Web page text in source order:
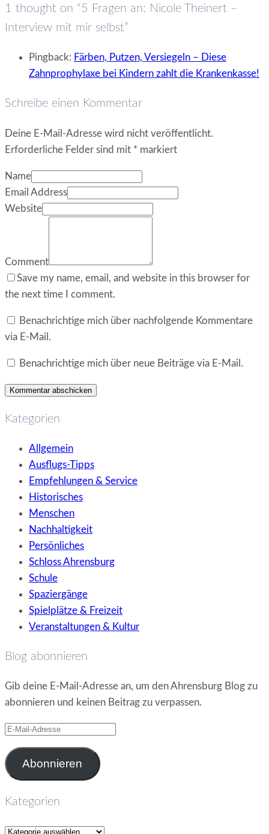
1 thought on “5 Fragen an: Nicole Theinert –
Interview mit mir selbst”
Pingback: Färben, Putzen, Versiegeln – Diese
Zahnprophylaxe bei Kindern zahlt die Krankenkasse!
Schreibe einen Kommentar
Deine E-Mail-Adresse wird nicht veröffentlicht.
Erforderliche Felder sind mit * markiert
Name
Email Address
Website
Comment
Save my name, email, and website in this browser for
the next time I comment.
Benachrichtige mich über nachfolgende Kommentare
via E-Mail.
Benachrichtige mich über neue Beiträge via E-Mail.
Kategorien
Allgemein
Ausflugs-Tipps
Empfehlungen & Service
Historisches
Menschen
Nachhaltigkeit
Persönliches
Schloss Ahrensburg
Schule
Spaziergänge
Spielplätze & Freizeit
Veranstaltungen & Kultur
Blog abonnieren
Gib deine E-Mail-Adresse an, um den Ahrensburg Blog zu
abonnieren und keinen Beitrag zu verpassen.
E-
AdresseAbonnieren
Kategorien
Kategorien